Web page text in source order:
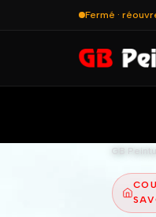
Fermé ·
GB